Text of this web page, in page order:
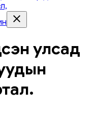
улсад